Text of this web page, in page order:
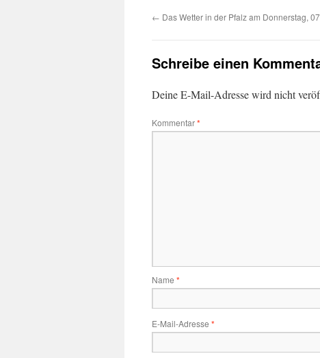
← Das Wetter in der Pfalz am Donnerstag,
Schreibe einen
Deine E-Mail-Adresse wird nicht
Kommentar*
Name *
E-Mail-Adresse *